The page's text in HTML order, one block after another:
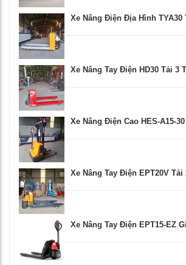
Xe Nâng Điện Địa Hình TYA30
Xe Nâng Tay Điện HD30 Tải 3
Xe Nâng Điện Cao HES-A15-
Xe Nâng Tay Điện EPT20V Tải
Xe Nâng Tay Điện EPT15-EZ